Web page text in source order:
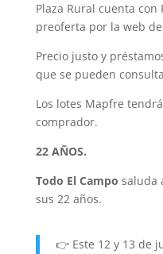
Plaza Rural cuenta con
preoferta por la web
Precio justo y
que se pueden
Los lotes Mapfre
comprador.
22 AÑOS.
Todo El Campo saluda
sus 22 años.
👉 Este 12 y 13 de